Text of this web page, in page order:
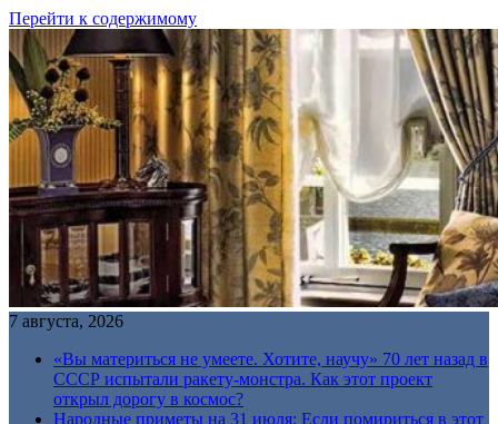
Перейти к содержимому
7 августа, 2026
«Вы материться не умеете. Хотите, научу» 70 лет назад в
СССР испытали ракету-монстра. Как этот проект
открыл дорогу в космос?
Народные приметы на 31 июля: Если помириться в этот